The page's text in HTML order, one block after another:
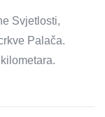
Svjetlosti,
Palača.